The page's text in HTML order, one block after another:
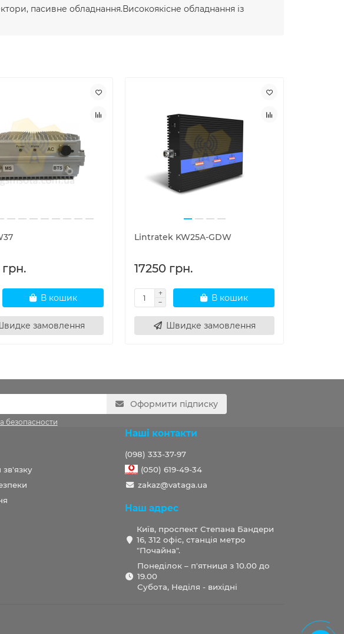
пасивне обладнання.Високоякісне обладнання із
В кошик
замовлення
Lintratek KW25A-GDW
17250 грн.
В кошик
Швидке замовлення
Оформити підписку
безопасности
Наші контакти
(098) 333-37-97
(050) 619-49-34
zakaz@vataga.ua
Наш адрес
Київ, проспект Степана Бандери
16, 312 офіс, станція метро
"Почайна".
Понеділок – п'ятниця з 10.00 до
19.00
Субота, Неділя - вихідні